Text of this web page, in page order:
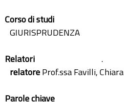
Corso di studi
GIURISPRUDENZA
Relatori
.
relatoreProf.ssa Favilli, Chiara
Parole chiave